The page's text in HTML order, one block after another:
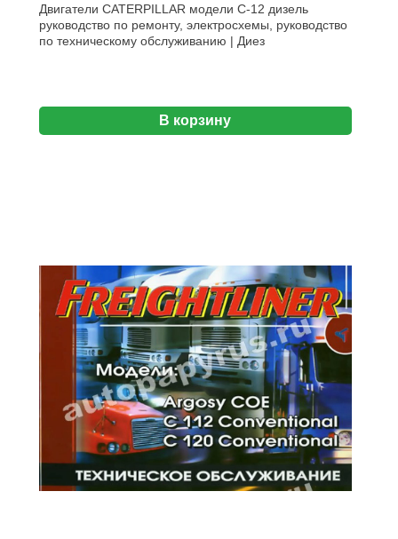
Двигатели CATERPILLAR модели C-12 дизель
руководство по ремонту, электросхемы, руководство
по техническому обслуживанию | Диез
В корзину